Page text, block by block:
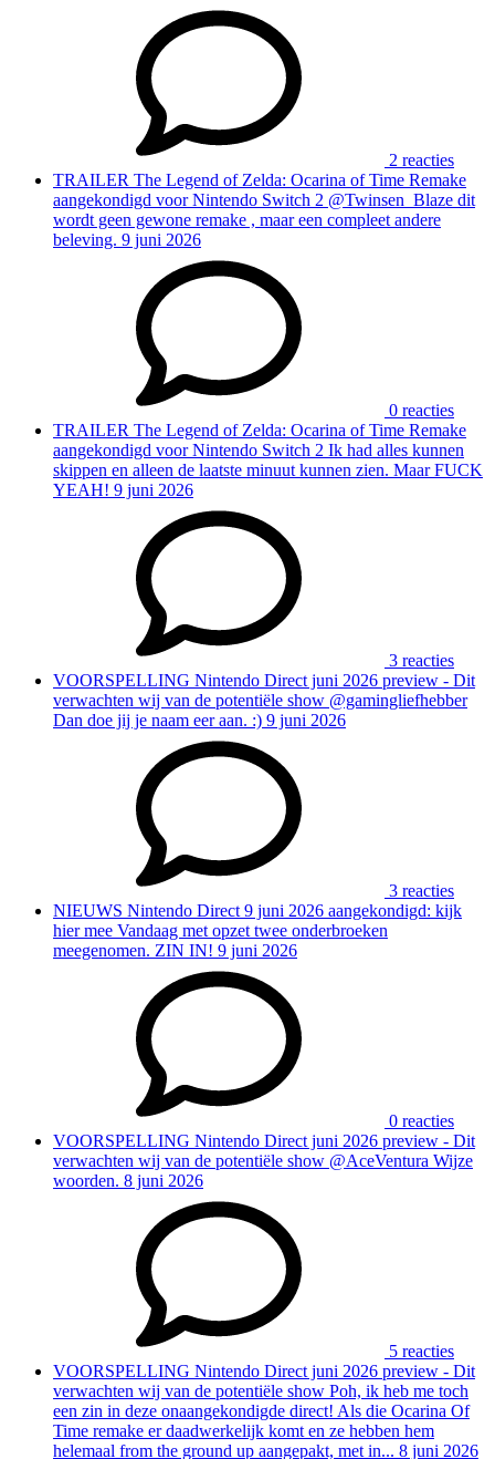
2 reacties
TRAILER The Legend of Zelda: Ocarina of Time Remake
aangekondigd voor Nintendo Switch 2 @Twinsen_Blaze dit
wordt geen gewone remake , maar een compleet andere
beleving. 9 juni 2026
0 reacties
TRAILER The Legend of Zelda: Ocarina of Time Remake
aangekondigd voor Nintendo Switch 2 Ik had alles kunnen
skippen en alleen de laatste minuut kunnen zien. Maar FUCK
YEAH! 9 juni 2026
3 reacties
VOORSPELLING Nintendo Direct juni 2026 preview - Dit
verwachten wij van de potentiële show @gamingliefhebber
Dan doe jij je naam eer aan. :) 9 juni 2026
3 reacties
NIEUWS Nintendo Direct 9 juni 2026 aangekondigd: kijk
hier mee Vandaag met opzet twee onderbroeken
meegenomen. ZIN IN! 9 juni 2026
0 reacties
VOORSPELLING Nintendo Direct juni 2026 preview - Dit
verwachten wij van de potentiële show @AceVentura Wijze
woorden. 8 juni 2026
5 reacties
VOORSPELLING Nintendo Direct juni 2026 preview - Dit
verwachten wij van de potentiële show Poh, ik heb me toch
een zin in deze onaangekondigde direct! Als die Ocarina Of
Time remake er daadwerkelijk komt en ze hebben hem
helemaal from the ground up aangepakt, met in... 8 juni 2026